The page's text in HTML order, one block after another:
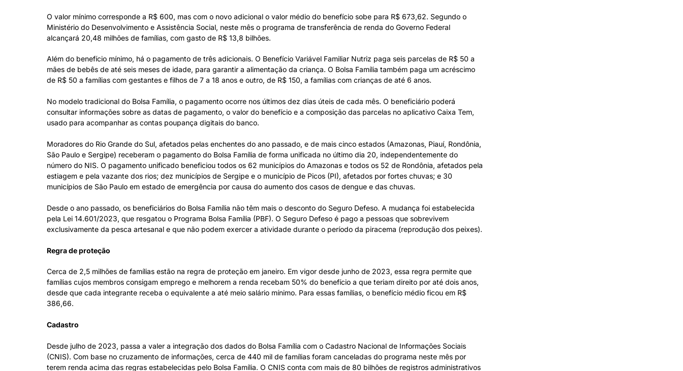
O valor mínimo corresponde a R$ 600, mas com o novo adicional o valor médio do benefício sobe para R$ 673,62. Segundo o
Ministério do Desenvolvimento e Assistência Social, neste mês o programa de transferência de renda do Governo Federal
alcançará 20,48 milhões de famílias, com gasto de R$ 13,8 bilhões.
Além do benefício mínimo, há o pagamento de três adicionais. O Benefício Variável Familiar Nutriz paga seis parcelas de R$ 50 a
mães de bebês de até seis meses de idade, para garantir a alimentação da criança. O Bolsa Família também paga um acréscimo
de R$ 50 a famílias com gestantes e filhos de 7 a 18 anos e outro, de R$ 150, a famílias com crianças de até 6 anos.
No modelo tradicional do Bolsa Família, o pagamento ocorre nos últimos dez dias úteis de cada mês. O beneficiário poderá
consultar informações sobre as datas de pagamento, o valor do benefício e a composição das parcelas no aplicativo Caixa Tem,
usado para acompanhar as contas poupança digitais do banco.
Moradores do Rio Grande do Sul, afetados pelas enchentes do ano passado, e de mais cinco estados (Amazonas, Piauí, Rondônia,
São Paulo e Sergipe) receberam o pagamento do Bolsa Família de forma unificada no último dia 20, independentemente do
número do NIS. O pagamento unificado beneficiou todos os 62 municípios do Amazonas e todos os 52 de Rondônia, afetados pela
estiagem e pela vazante dos rios; dez municípios de Sergipe e o município de Picos (PI), afetados por fortes chuvas; e 30
municípios de São Paulo em estado de emergência por causa do aumento dos casos de dengue e das chuvas.
Desde o ano passado, os beneficiários do Bolsa Família não têm mais o desconto do Seguro Defeso. A mudança foi estabelecida
pela Lei 14.601/2023, que resgatou o Programa Bolsa Família (PBF). O Seguro Defeso é pago a pessoas que sobrevivem
exclusivamente da pesca artesanal e que não podem exercer a atividade durante o período da piracema (reprodução dos peixes).
Regra de proteção
Cerca de 2,5 milhões de famílias estão na regra de proteção em janeiro. Em vigor desde junho de 2023, essa regra permite que
famílias cujos membros consigam emprego e melhorem a renda recebam 50% do benefício a que teriam direito por até dois anos,
desde que cada integrante receba o equivalente a até meio salário mínimo. Para essas famílias, o benefício médio ficou em R$
386,66.
Cadastro
Desde julho de 2023, passa a valer a integração dos dados do Bolsa Família com o Cadastro Nacional de Informações Sociais
(CNIS). Com base no cruzamento de informações, cerca de 440 mil de famílias foram canceladas do programa neste mês por
terem renda acima das regras estabelecidas pelo Bolsa Família. O CNIS conta com mais de 80 bilhões de registros administrativos